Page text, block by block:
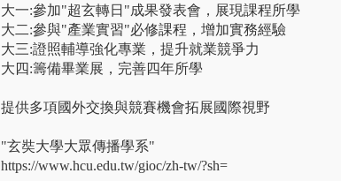
大一:參加"超玄轉日"成果發表會，展現課程所學
大二:參與"產業實習"必修課程，增加實務經驗
大三:證照輔導強化專業，提升就業競爭力
大四:籌備畢業展，完善四年所學
提供多項國外交換與競賽機會拓展國際視野
"玄奘大學大眾傳播學系"
https://www.hcu.edu.tw/gioc/zh-tw/?sh=